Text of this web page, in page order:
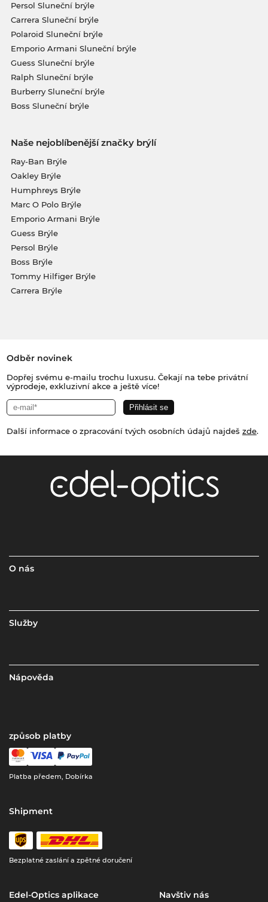
Persol Sluneční brýle
Carrera Sluneční brýle
Polaroid Sluneční brýle
Emporio Armani Sluneční brýle
Guess Sluneční brýle
Ralph Sluneční brýle
Burberry Sluneční brýle
Boss Sluneční brýle
Naše nejoblíbenější značky brýlí
Ray-Ban Brýle
Oakley Brýle
Humphreys Brýle
Marc O Polo Brýle
Emporio Armani Brýle
Guess Brýle
Persol Brýle
Boss Brýle
Tommy Hilfiger Brýle
Carrera Brýle
Odběr novinek
Dopřej svému e-mailu trochu luxusu. Čekají na tebe privátní
výprodeje, exkluzivní akce a ještě více!
Další informace o zpracování tvých osobních údajů najdeš zde.
O nás
Služby
Nápověda
způsob platby
Platba předem, Dobírka
Shipment
Bezplatné zaslání a zpětné doručení
Edel-Optics aplikace Navštiv nás